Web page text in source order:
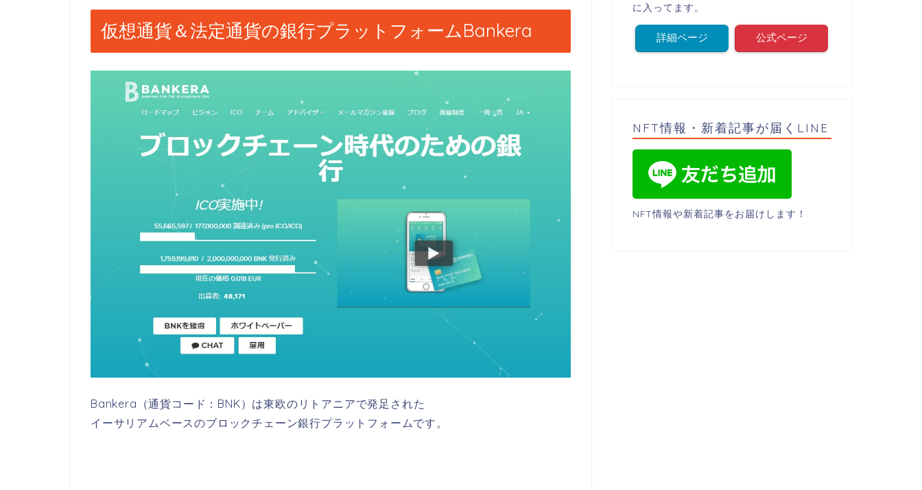
仮想通貨＆法定通貨の銀行プラットフォームBankera
Bankera（通貨コード：BNK）は東欧のリトアニアで発足された
イーサリアムベースのブロックチェーン銀行プラットフォームです。
に入ってます。
詳細ページ 公式ページ
NFT情報・新着記事が届くLINE
NFT情報や新着記事をお届けします！